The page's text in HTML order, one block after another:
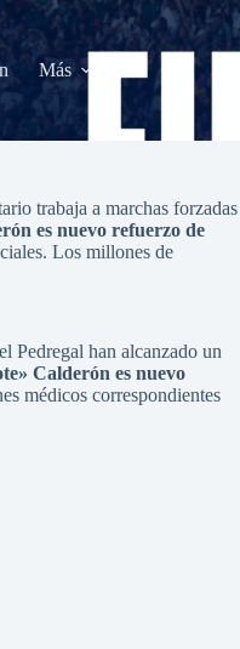
Más
trabaja a marchas forzadas
es nuevo refuerzo de
Los millones de
Pedregal han alcanzado un
Calderón es nuevo
médicos correspondientes